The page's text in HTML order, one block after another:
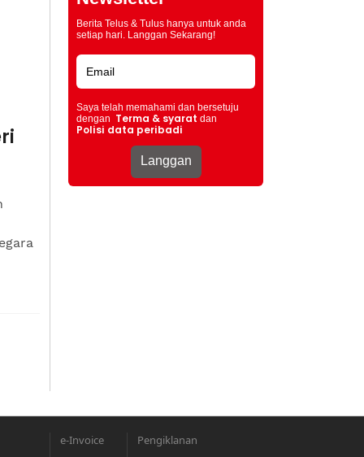
Berita Telus & Tulus hanya untuk anda
setiap hari. Langgan Sekarang!
Saya telah memahami dan bersetuju
dengan Terma & syarat dan
Polisi data peribadi
e-Invoice Pengiklanan